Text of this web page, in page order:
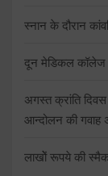
स्नान के दौरान
दून मेडिकल कॉलेज
अगस्त क्रांति
आन्दोलन की गवाह
लाखोें रूपये की स्मैक